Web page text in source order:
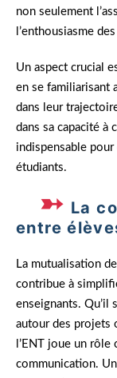
non seulement
l’enthousiasme
Un aspect crucial
en se familiarisant
dans leur
dans sa capacité à
indispensable
étudiants.
La
entre
La mutualisation
contribue à
enseignants. Qu’il
autour des projets
l’ENT joue un
communication.